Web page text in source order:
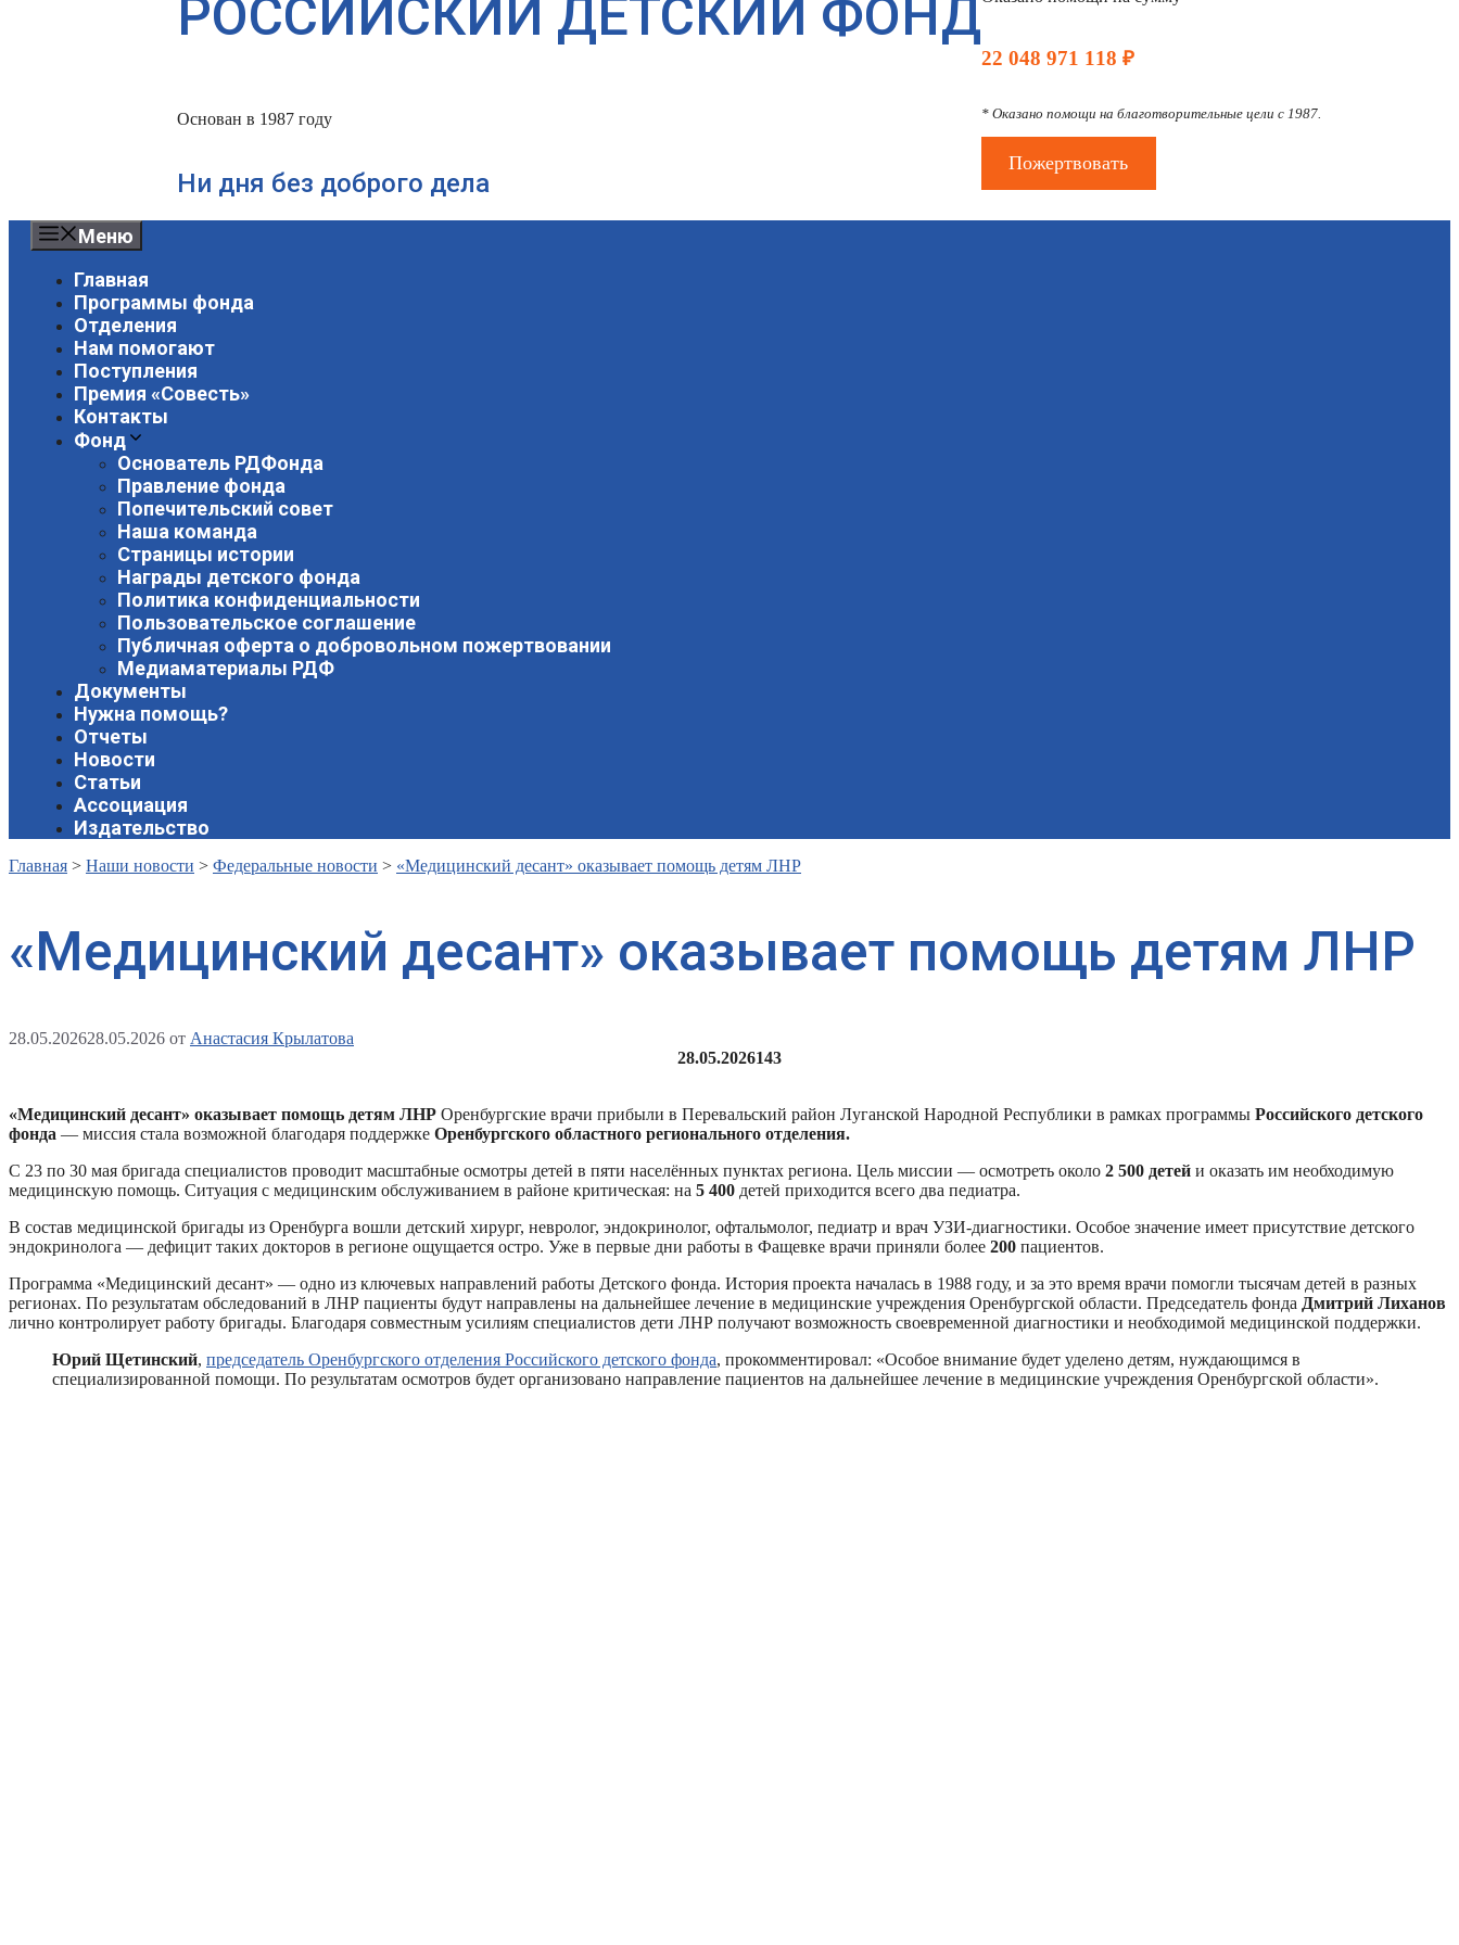
РОССИЙСКИЙ ДЕТСКИЙ ФОНД
Основан в 1987 году
Ни дня без доброго дела
22 048 971 118 ₽
* Оказано помощи на благотворительные цели с 1987.
Пожертвовать
Меню
Главная
Программы фонда
Отделения
Нам помогают
Поступления
Премия «Совесть»
Контакты
Фонд
Основатель РДФонда
Правление фонда
Попечительский совет
Наша команда
Страницы истории
Награды детского фонда
Политика конфиденциальности
Пользовательское соглашение
Публичная оферта о добровольном пожертвовании
Медиаматериалы РДФ
Документы
Нужна помощь?
Отчеты
Новости
Статьи
Ассоциация
Издательство
Главная > Наши новости > Федеральные новости > «Медицинский десант» оказывает помощь детям ЛНР
«Медицинский десант» оказывает помощь детям ЛНР
28.05.202628.05.2026 от Анастасия Крылатова
28.05.2026143
«Медицинский десант» оказывает помощь детям ЛНР Оренбургские врачи прибыли в Перевальский район Луганской Народной Республики в рамках программы Российского детского
фонда — миссия стала возможной благодаря поддержке Оренбургского областного регионального отделения.
С 23 по 30 мая бригада специалистов проводит масштабные осмотры детей в пяти населённых пунктах региона. Цель миссии — осмотреть около 2 500 детей и оказать им необходимую
медицинскую помощь. Ситуация с медицинским обслуживанием в районе критическая: на 5 400 детей приходится всего два педиатра.
В состав медицинской бригады из Оренбурга вошли детский хирург, невролог, эндокринолог, офтальмолог, педиатр и врач УЗИ‑диагностики. Особое значение имеет присутствие детского
эндокринолога — дефицит таких докторов в регионе ощущается остро. Уже в первые дни работы в Фащевке врачи приняли более 200 пациентов.
Программа «Медицинский десант» — одно из ключевых направлений работы Детского фонда. История проекта началась в 1988 году, и за это время врачи помогли тысячам детей в разных
регионах. По результатам обследований в ЛНР пациенты будут направлены на дальнейшее лечение в медицинские учреждения Оренбургской области. Председатель фонда Дмитрий Лиханов
лично контролирует работу бригады. Благодаря совместным усилиям специалистов дети ЛНР получают возможность своевременной диагностики и необходимой медицинской поддержки.
Юрий Щетинский, председатель Оренбургского отделения Российского детского фонда, прокомментировал: «Особое внимание будет уделено детям, нуждающимся в
специализированной помощи. По результатам осмотров будет организовано направление пациентов на дальнейшее лечение в медицинские учреждения Оренбургской области».